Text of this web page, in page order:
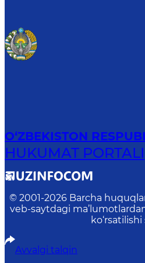
O‘ZBEKISTON
HUKUMAT PORTALI
© 2001-2026 Barcha
veb-saytdagi
Avvalgi talqin